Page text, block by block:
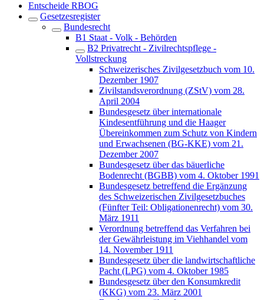
Entscheide RBOG
Gesetzesregister
Bundesrecht
B1 Staat - Volk - Behörden
B2 Privatrecht - Zivilrechtspflege -
Vollstreckung
Schweizerisches Zivilgesetzbuch vom 10.
Dezember 1907
Zivilstandsverordnung (ZStV) vom 28.
April 2004
Bundesgesetz über internationale
Kindesentführung und die Haager
Übereinkommen zum Schutz von Kindern
und Erwachsenen (BG-KKE) vom 21.
Dezember 2007
Bundesgesetz über das bäuerliche
Bodenrecht (BGBB) vom 4. Oktober 1991
Bundesgesetz betreffend die Ergänzung
des Schweizerischen Zivilgesetzbuches
(Fünfter Teil: Obligationenrecht) vom 30.
März 1911
Verordnung betreffend das Verfahren bei
der Gewährleistung im Viehhandel vom
14. November 1911
Bundesgesetz über die landwirtschaftliche
Pacht (LPG) vom 4. Oktober 1985
Bundesgesetz über den Konsumkredit
(KKG) vom 23. März 2001